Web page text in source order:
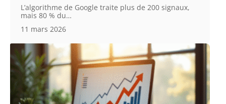
L’algorithme de Google traite plus de 200 signaux,
mais 80 % du…
11 mars 2026